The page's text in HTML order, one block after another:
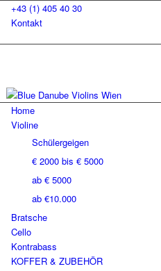
+43 (1) 405 40 30
Kontakt
Home
Violine
Schülergeigen
€ 2000 bis € 5000
ab € 5000
ab €10.000
Bratsche
Cello
Kontrabass
KOFFER & ZUBEHÖR